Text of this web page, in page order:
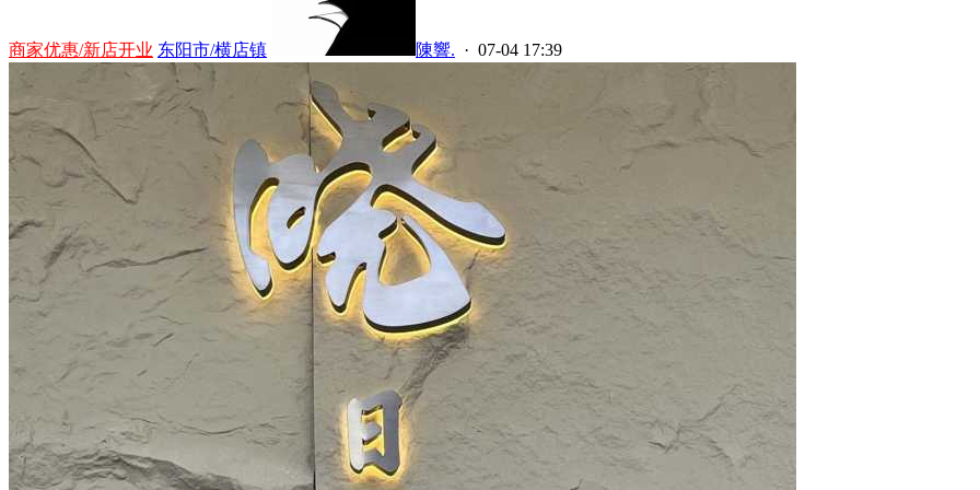
商家优惠/新店开业 东阳市/横店镇 陳響. · 07-04 17:39